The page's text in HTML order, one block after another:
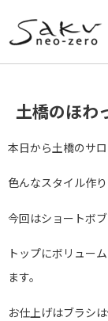
土橋のほわ
本日から土橋のサ
色んなスタイル作
今回はショートボブ
トップにボリュー
ます。
お仕上げはブラシ